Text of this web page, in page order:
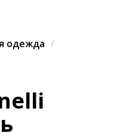
одежда